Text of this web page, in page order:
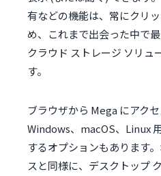
有などの機能は、常にクリ
め、これまで出会った中で
クラウド ストレージ ソリュ
す。
ブラウザから Mega にアク
Windows、macOS、Linux
するオプションもあります
スと同様に、デスクトップ